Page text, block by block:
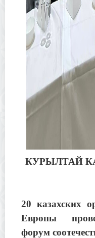
КУРЫЛТАЙ
20 казахских
Европы
форум